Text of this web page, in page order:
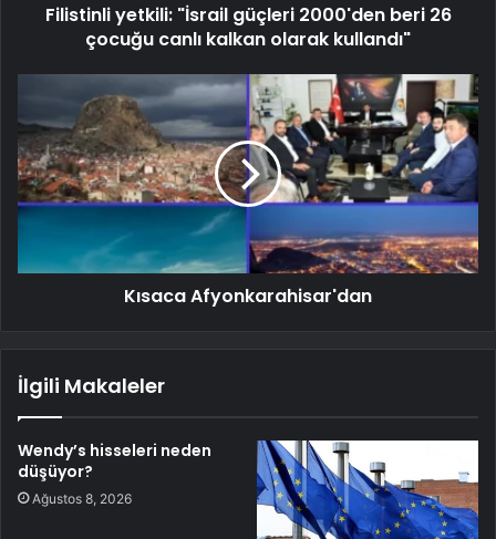
Filistinli yetkili: "İsrail güçleri 2000'den beri 26
çocuğu canlı kalkan olarak kullandı"
Kısaca Afyonkarahisar'dan
İlgili Makaleler
Wendy’s hisseleri neden
düşüyor?
Ağustos 8, 2026